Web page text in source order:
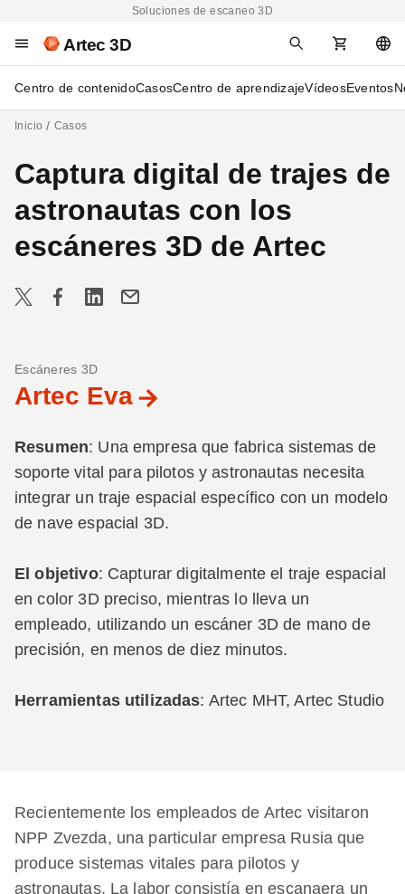
Soluciones de escaneo 3D
Artec 3D
Centro de contenidoCasosCentro de aprendizajeVídeosEventos
Inicio Casos
Captura digital de trajes de
astronautas con los
escáneres 3D de Artec
Escáneres 3D
Artec Eva
Resumen: Una empresa que fabrica sistemas de
soporte vital para pilotos y astronautas necesita
integrar un traje espacial específico con un modelo
de nave espacial 3D.
El objetivo: Capturar digitalmente el traje espacial
en color 3D preciso, mientras lo lleva un
empleado, utilizando un escáner 3D de mano de
precisión, en menos de diez minutos.
Herramientas utilizadas: Artec MHT, Artec Studio
Recientemente los empleados de Artec visitaron
NPP Zvezda, una particular empresa Rusia que
produce sistemas vitales para pilotos y
astronautas. La labor consistía en escanaera un